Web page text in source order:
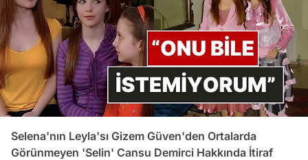
Selena'nın Leyla'sı Gizem Güven'den Ortalarda
Görünmeyen 'Selin' Cansu Demirci Hakkında İtiraf